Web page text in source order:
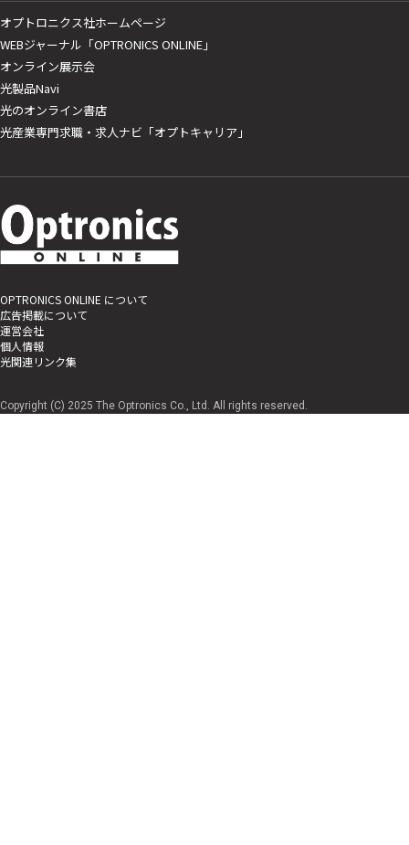
オプトロニクス社ホームページ
WEBジャーナル「OPTRONICS ONLINE」
オンライン展示会
光製品Navi
光のオンライン書店
光産業専門求職・求人ナビ「オプトキャリア」
OPTRONICS ONLINE について
広告掲載について
運営会社
個人情報
光関連リンク集
Copyright (C) 2025 The Optronics Co., Ltd. All rights reserved.